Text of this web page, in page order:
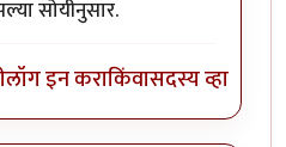
सोयीनुसार.
लॉग इन कराकिंवासदस्य व्हा